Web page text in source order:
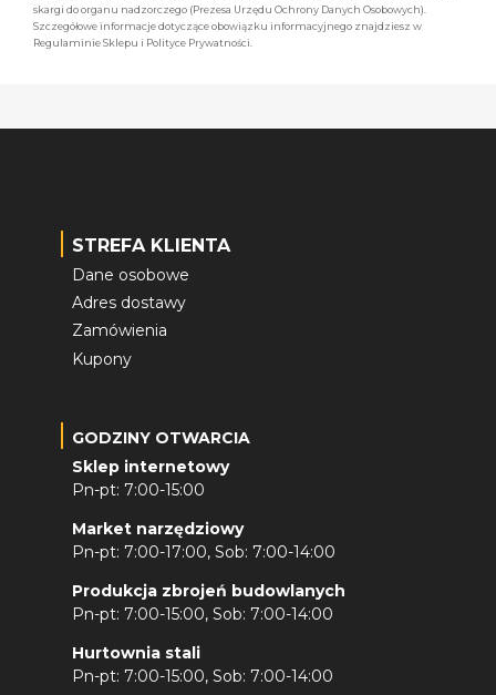
skargi do organu nadzorczego (Prezesa Urzędu Ochrony Danych Osobowych).
Szczegółowe informacje dotyczące obowiązku informacyjnego znajdziesz w
Regulaminie Sklepu i Polityce Prywatności.
STREFA KLIENTA
Dane osobowe
Adres dostawy
Zamówienia
Kupony
GODZINY OTWARCIA
Sklep internetowy
Pn-pt: 7:00-15:00
Market narzędziowy
Pn-pt: 7:00-17:00, Sob: 7:00-14:00
Produkcja zbrojeń budowlanych
Pn-pt: 7:00-15:00, Sob: 7:00-14:00
Hurtownia stali
Pn-pt: 7:00-15:00, Sob: 7:00-14:00